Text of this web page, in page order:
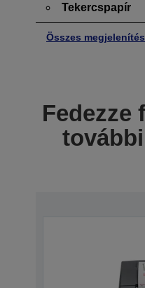
Tekercspapír
Összes
Fedezze